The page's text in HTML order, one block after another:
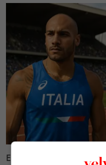
Europei di atletica 2026 a